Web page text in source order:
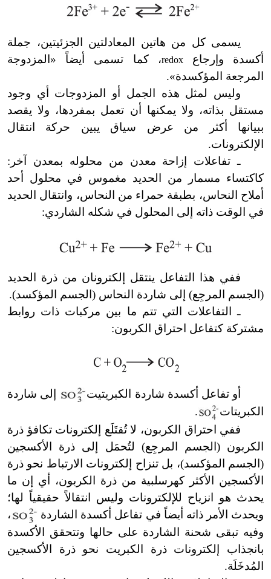
يسمى كل من هاتين المعادلتين الجزئيتين، جملة
أكسدة وإرجاعredox، كما تسمى أيضاً « المزدوجة
المرجعة المؤكسدة»
.
وليس لمثل هذه الجمل أو المزدوجات أي وجود
مستقل بذاته، ولا يمكنها أن تعمل بمفردها، ولا يقصد
ببيانها أكثر من عرض سياق يبين حركة انتقال
الإلكترونات.
ـ تفاعلات إزاحة معدن من محلوله بمعدن آخر:
كاكتساء مسمار من الحديد مغموس في محلول أحد
أملاح النحاس، بطبقة حمراء من النحاس، وانتقال الحديد
في الوقت ذاته إلى المحلول في شكله الشاردي:
ففي هذا التفاعل ينتقل إلكترونان من ذرة الحديد
(الجسم المرجِع) إلى شاردة النحاس (الجسم المؤكسد).
ـ التفاعلات التي تتم ما بين مركبات ذات روابط
مشتركة كتفاعل احتراق الكربون:
أو تفاعل أكسدة شاردة الكبريتيت
إلى شاردة
الكبريتات
.
ففي احتراق الكربون، لا تُقتَلَع إلكترونات تكافؤ ذرة
الكربون (الجسم المرجِع) لتُحمَل إلى ذرة الأكسجين
(الجسم المؤكسد)، بل تنزاح إلكترونات الارتباط نحو ذرة
الأكسجين الأكثر كهرسلبية من ذرة الكربون، أي إن ما
يحدث هو انزياح للإلكترونات وليس انتقالاً حقيقياً لها؛
ويحدث الأمر ذاته أيضاً في تفاعل أكسدة الشاردة
،
وفيه تبقى شحنة الشاردة على حالها وتتحقق الأكسدة
بانجذاب إلكترونات ذرة الكبريت نحو ذرة الأكسجين
المُدخَلَة.